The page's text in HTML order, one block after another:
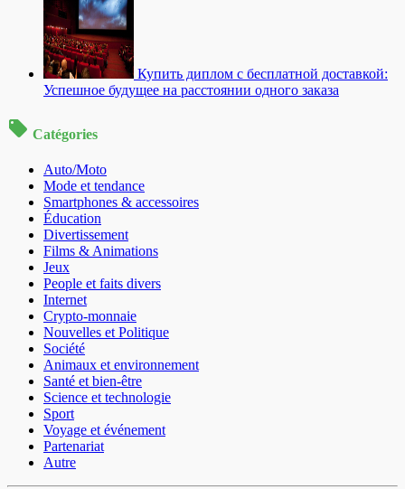
Купить диплом с бесплатной доставкой:
Успешное будущее на расстоянии одного заказа
Catégories
Auto/Moto
Mode et tendance
Smartphones & accessoires
Éducation
Divertissement
Films & Animations
Jeux
People et faits divers
Internet
Crypto-monnaie
Nouvelles et Politique
Société
Animaux et environnement
Santé et bien-être
Science et technologie
Sport
Voyage et événement
Partenariat
Autre